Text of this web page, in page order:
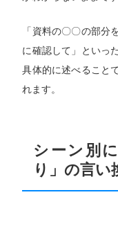
「資料の〇〇の部分
に確認して」といっ
具体的に述べること
れます。
シーン別
り」の言い